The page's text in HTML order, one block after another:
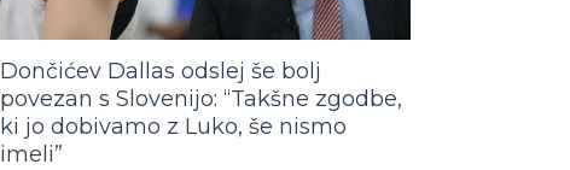
Dončićev Dallas odslej še bolj
povezan s Slovenijo: “Takšne zgodbe,
ki jo dobivamo z Luko, še nismo
imeli”